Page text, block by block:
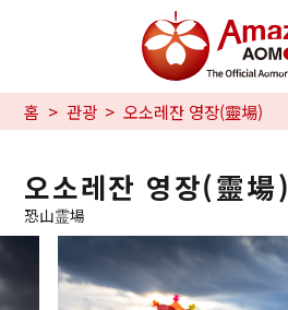
홈 관광 오소레잔 영장(靈場)
오소레잔 영장(靈場)
恐山霊場